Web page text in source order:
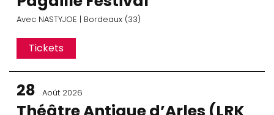
Avec NASTYJOE | Bordeaux (33)
Tickets
28 Août 2026